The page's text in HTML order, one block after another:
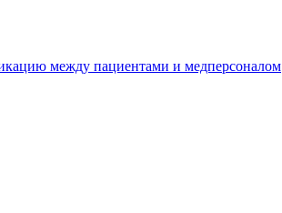
между пациентами и медперсоналом